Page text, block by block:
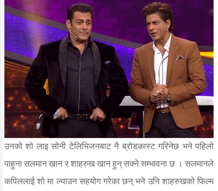
उनको शो लाइ सोनी टेलिभिजनबाट नै ब्रोडकास्ट गरिनेछ भने पहिलो
पाहुना सलमान खान र शाहरुख खान हुन् सक्ने सम्भावना छ । सलमानले
कपिललाई शो मा ल्याउन सहयोग गरेका छन् भने उनि शाहरुखको फिल्म